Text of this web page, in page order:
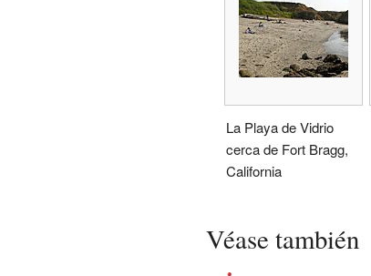
La Playa de Vidrio
cerca de Fort Bragg,
California
Véase también